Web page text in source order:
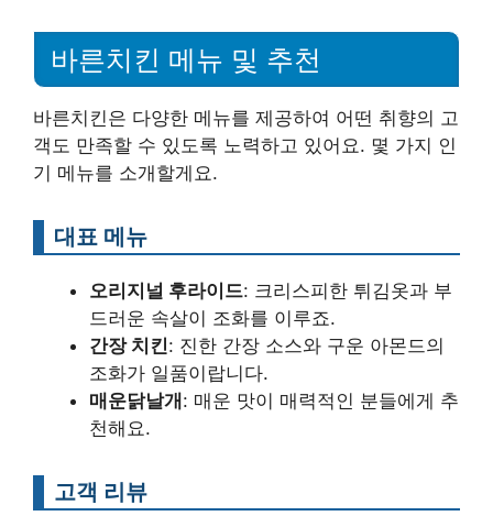
바른치킨 메뉴 및 추천
바른치킨은 다양한 메뉴를 제공하여 어떤 취향의 고
객도 만족할 수 있도록 노력하고 있어요. 몇 가지 인
기 메뉴를 소개할게요.
대표 메뉴
오리지널 후라이드: 크리스피한 튀김옷과 부
드러운 속살이 조화를 이루죠.
간장 치킨: 진한 간장 소스와 구운 아몬드의
조화가 일품이랍니다.
매운닭날개: 매운 맛이 매력적인 분들에게 추
천해요.
고객 리뷰